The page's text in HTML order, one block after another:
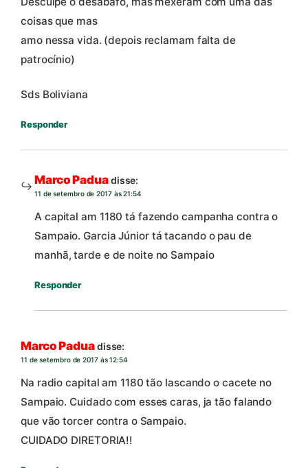
coisas que mas
amo nessa vida. (depois reclamam falta de
patrocínio)
Sds Boliviana
Responder
Marco Paduadisse:
11 de setembro de 2017 às 21:54
A capital am 1180 tá fazendo campanha contra o
Sampaio. Garcia Júnior tá tacando o pau de
manhã, tarde e de noite no Sampaio
Responder
Marco Paduadisse:
11 de setembro de 2017 às 12:54
Na radio capital am 1180 tão lascando o cacete no
Sampaio. Cuidado com esses caras, ja tão falando
que vão torcer contra o Sampaio.
CUIDADO DIRETORIA!!